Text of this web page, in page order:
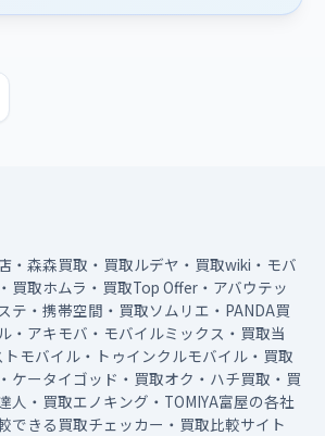
・森森買取・買取ルデヤ・買取wiki・モバ
買取ホムラ・買取Top Offer・アバウテッ
テ・携帯空間・買取ソムリエ・PANDA買
・アキモバ・モバイルミックス・買取当
モバイル・トゥインクルモバイル・買取
ケータイゴッド・買取オク・ハチ買取・買
人・買取エノキング・TOMIYA富屋の各社
できる買取チェッカー・買取比較サイト